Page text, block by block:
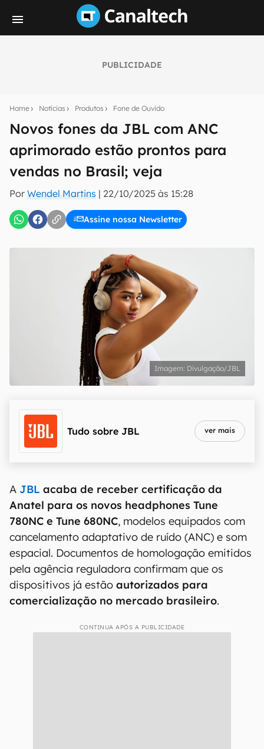
PUBLICIDADE
Home Notícias Produtos Fone de Ouvido
Novos fones da JBL com ANC
aprimorado estão prontos para
vendas no Brasil; veja
Por Wendel Martins | 22/10/2025 às 15:28
Assine nossa Newsletter
notícias e reviews sobre tecnologia em primeira
E-mail
inscreva-se
Uso e Política de Privacidade do Canaltech.
Divulgação/JBL
Tudo sobre JBL ver mais
A JBL acaba de receber certificação da
Anatel para os novos headphones Tune
780NC e Tune 680NC, modelos equipados com
cancelamento adaptativo de ruído (ANC) e som
espacial. Documentos de homologação emitidos
pela agência reguladora confirmam que os
dispositivos já estão autorizados para
comercialização no mercado brasileiro.
CONTINUA APÓS A PUBLICIDADE